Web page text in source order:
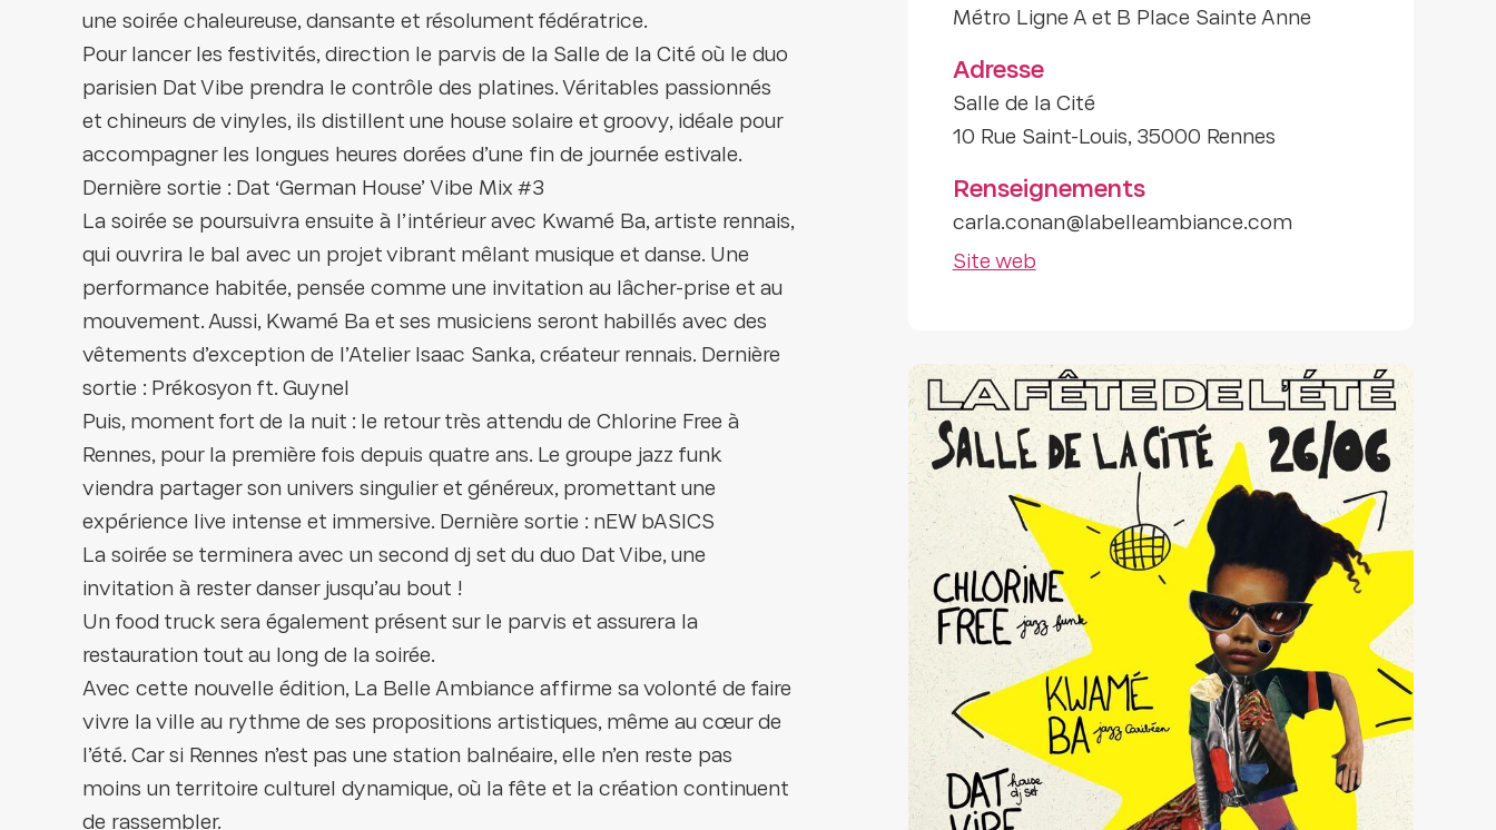
une soirée chaleureuse, dansante et résolument fédératrice.
Pour lancer les festivités, direction le parvis de la Salle de la Cité où le duo
parisien Dat Vibe prendra le contrôle des platines. Véritables passionnés
et chineurs de vinyles, ils distillent une house solaire et groovy, idéale pour
accompagner les longues heures dorées d’une fin de journée estivale.
Dernière sortie : Dat ‘German House’ Vibe Mix #3
La soirée se poursuivra ensuite à l’intérieur avec Kwamé Ba, artiste rennais,
qui ouvrira le bal avec un projet vibrant mêlant musique et danse. Une
performance habitée, pensée comme une invitation au lâcher-prise et au
mouvement. Aussi, Kwamé Ba et ses musiciens seront habillés avec des
vêtements d’exception de l’Atelier Isaac Sanka, créateur rennais. Dernière
sortie : Prékosyon ft. Guynel
Puis, moment fort de la nuit : le retour très attendu de Chlorine Free à
Rennes, pour la première fois depuis quatre ans. Le groupe jazz funk
viendra partager son univers singulier et généreux, promettant une
expérience live intense et immersive. Dernière sortie : nEW bASICS
La soirée se terminera avec un second dj set du duo Dat Vibe, une
invitation à rester danser jusqu’au bout !
Un food truck sera également présent sur le parvis et assurera la
restauration tout au long de la soirée.
Avec cette nouvelle édition, La Belle Ambiance affirme sa volonté de faire
vivre la ville au rythme de ses propositions artistiques, même au cœur de
l’été. Car si Rennes n’est pas une station balnéaire, elle n’en reste pas
moins un territoire culturel dynamique, où la fête et la création continuent
de rassembler.
Métro Ligne A et B Place Sainte Anne
Adresse
Salle de la Cité
10 Rue Saint-Louis, 35000 Rennes
Renseignements
carla.conan@labelleambiance.com
Site web